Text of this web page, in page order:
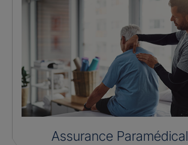
Assurance Paramédical